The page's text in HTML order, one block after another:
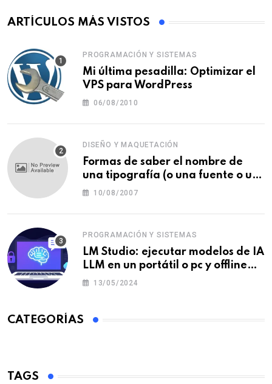
ARTÍCULOS MÁS VISTOS
PROGRAMACIÓN Y SISTEMAS
Mi última pesadilla: Optimizar el
VPS para WordPress
06/08/2010
DISEÑO Y MAQUETACIÓN
Formas de saber el nombre de
una tipografía (o una fuente o un
tipo de letra)
10/08/2007
PROGRAMACIÓN Y SISTEMAS
LM Studio: ejecutar modelos de IA
LLM en un portátil o pc y offline
para crear tu chatbot local
13/05/2024
CATEGORÍAS
TAGS